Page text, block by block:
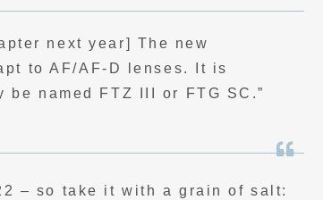
next year] The new
to AF/AF-D lenses. It is
named FTZ III or FTG SC.”
– so take it with a grain of salt: